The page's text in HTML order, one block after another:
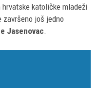
katoličke mladeži
završeno još jedno
Jasenovac.